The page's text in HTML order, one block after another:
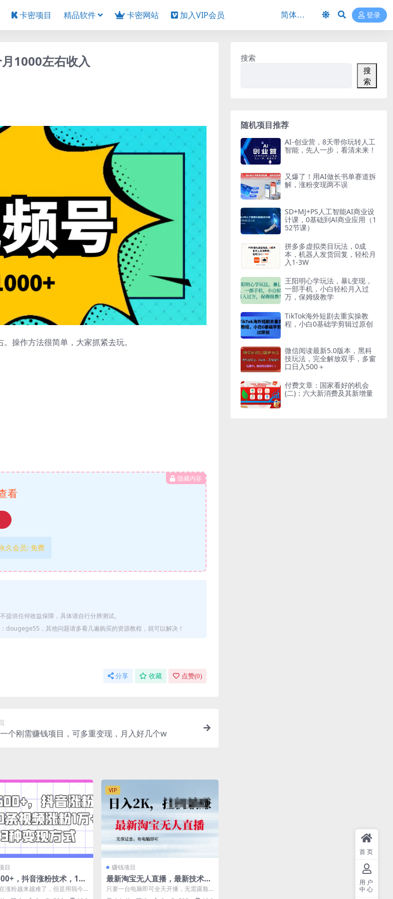
卡密项目 精品软件 卡密网站 加入VIP会员 登录
1000左右收入
操作方法很简单，大家抓紧去玩。
隐藏内容
看
久会员: 免费
供任何收益保障，具体请自行分辨测试。
dougege55，其他问题请多看几遍购买的资源教程，就可以解决！
分享 收藏 点赞(0)
个刚需赚钱项目，可多重变现，月入好几个w
目
，抖音涨粉技术，10
涨粉1万+，3种变现方式
涨粉越来越难了，但是用我今
介绍的这种方式，10条视频就
VIP
赚钱项目
最新淘宝无人直播，最新技术，
无需保证金，有电脑即可，日入
多张
只要一台电脑即可全天开播，无需露脸
无需说话 淘宝是唯一一个可无人直播的
搜索
搜
索
随机项目推荐
AI-创业营，8天带你玩转人工
智能，先人一步，看清未来！
又爆了！用AI做长书单赛道拆
解，涨粉变现两不误
SD+MJ+PS人工智能AI商业设
计课，0基础到Al商业应用（1
52节课）
拼多多虚拟类目玩法，0成
本，机器人发货回复，轻松月
入1-3W
王阳明心学玩法，暴L变现，
一部手机，小白轻松月入过
万，保姆级教学
TikTok海外短剧去重实操教
程，小白0基础学剪辑过原创
微信阅读最新5.0版本，黑科
技玩法，完全解放双手，多窗
口日入500＋
付费文章：国家看好的机会
(二)：六大新消费及其新增量
首页
用户
中心